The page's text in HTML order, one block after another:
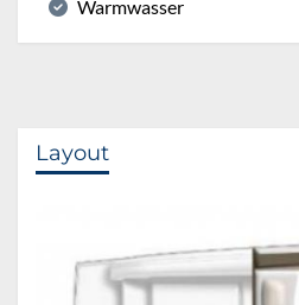
Warmwasser
Layout